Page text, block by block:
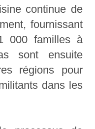
continue de
fournissant
000 familles à
sont ensuite
régions pour
dans les